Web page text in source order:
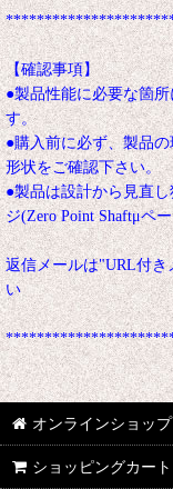
【確認事項】
●製品性能に必要な箇
す。
●購入前に必ず、製品
形状をご確認下さい。
●製品は設計から見直
ジ(Zero Point Shaftμペ
返信メールは"URL付き
い
オンラインショッ
ショッピングカート